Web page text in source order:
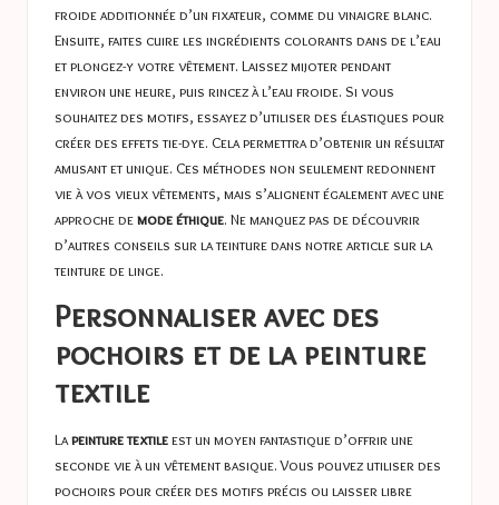
froide additionnée d’un fixateur, comme du vinaigre blanc.
Ensuite, faites cuire les ingrédients colorants dans de l’eau
et plongez-y votre vêtement. Laissez mijoter pendant
environ une heure, puis rincez à l’eau froide. Si vous
souhaitez des motifs, essayez d’utiliser des élastiques pour
créer des effets tie-dye. Cela permettra d’obtenir un résultat
amusant et unique. Ces méthodes non seulement redonnent
vie à vos vieux vêtements, mais s’alignent également avec une
approche demode éthique. Ne manquez pas de découvrir
d’autres conseils sur la teinture dans notre article sur la
teinture de linge.
Personnaliser avec des
pochoirs et de la peinture
textile
Lapeinture textileest un moyen fantastique d’offrir une
seconde vie à un vêtement basique. Vous pouvez utiliser des
pochoirs pour créer des motifs précis ou laisser libre